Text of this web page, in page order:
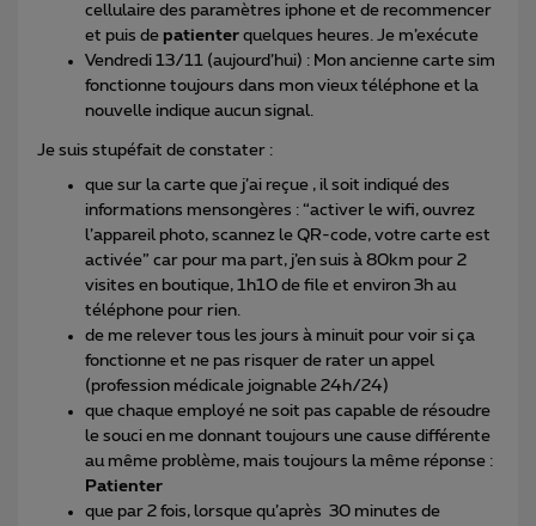
cellulaire des paramètres iphone et de recommencer
et puis de patienter quelques heures. Je m’exécute
Vendredi 13/11 (aujourd’hui) : Mon ancienne carte sim
fonctionne toujours dans mon vieux téléphone et la
nouvelle indique aucun signal.
Je suis stupéfait de constater :
que sur la carte que j’ai reçue , il soit indiqué des
informations mensongères : “activer le wifi, ouvrez
l’appareil photo, scannez le QR-code, votre carte est
activée” car pour ma part, j’en suis à 80km pour 2
visites en boutique, 1h10 de file et environ 3h au
téléphone pour rien.
de me relever tous les jours à minuit pour voir si ça
fonctionne et ne pas risquer de rater un appel
(profession médicale joignable 24h/24)
que chaque employé ne soit pas capable de résoudre
le souci en me donnant toujours une cause différente
au même problème, mais toujours la même réponse :
Patienter
que par 2 fois, lorsque qu’après 30 minutes de